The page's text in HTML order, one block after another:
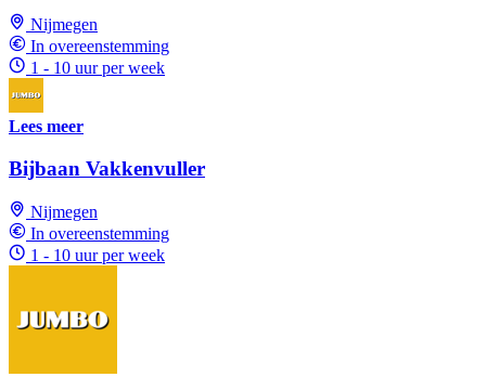
Nijmegen
In overeenstemming
1 - 10 uur per week
Lees meer
Bijbaan Vakkenvuller
Nijmegen
In overeenstemming
1 - 10 uur per week